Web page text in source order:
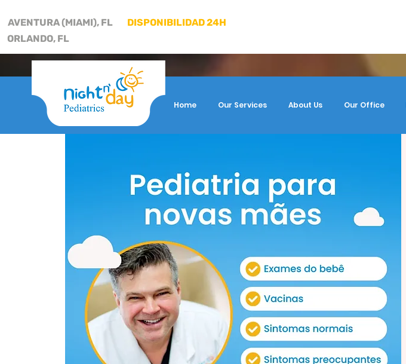
AVENTURA (MIAMI), FL
DISPONIBILIDAD 24H
ORLANDO, FL
Home Our Services About Us Our Office